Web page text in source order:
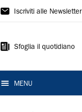
Gazzetta
Modena
Iscriviti alle Newsletter
Sfoglia il quotidiano
MENU